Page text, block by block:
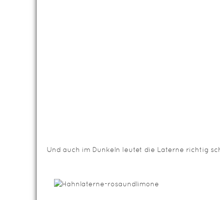
Und auch im Dunkeln leutet die Laterne richtig